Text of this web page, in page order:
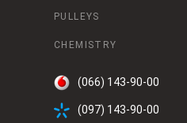
PULLEYS
CHEMISTRY
(066) 143-90-00
(097) 143-90-00